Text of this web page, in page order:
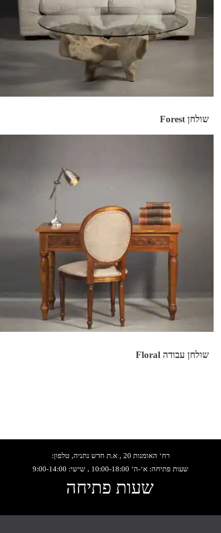
שולחן Forest
שולחן עבודה Floral
רח‘ האומנות 20 , א.ת חדש נתניה, טלפון:
שעות פתיחה: א‘-ה‘ 10:00-18:00 , שישי: 9:00-14:00
שעות פתיחה